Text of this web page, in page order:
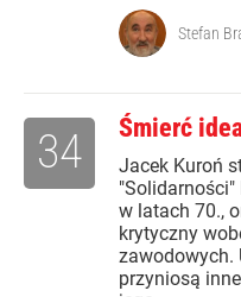
Stefan
Śmierć
Jacek Kuroń
"Solidarności"
w latach 70.,
krytyczny
zawodowych.
przyniosą
34